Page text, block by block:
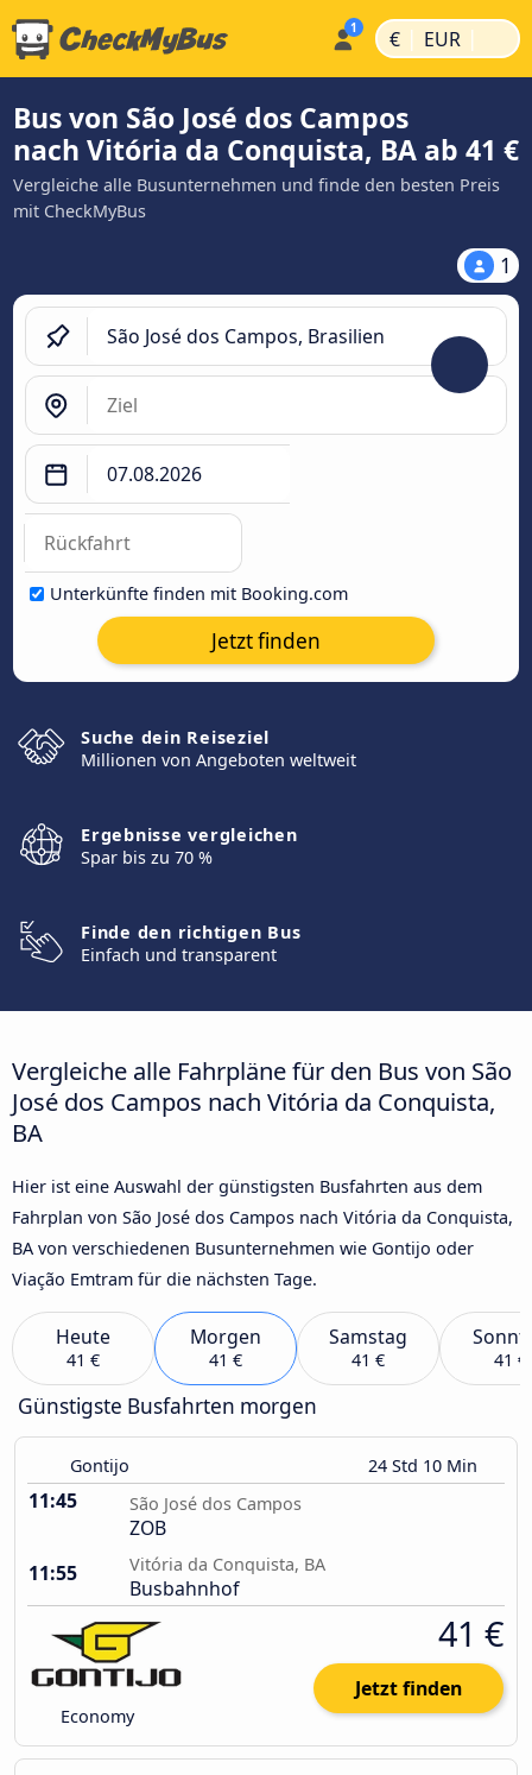
€ | EUR |
Bus von São José dos Campos
nach Vitória da Conquista, BA ab 41 €
Vergleiche alle Busunternehmen und finde den besten Preis
mit CheckMyBus
1
Unterkünfte finden mit Booking.com
Jetzt finden
Suche dein Reiseziel
Millionen von Angeboten weltweit
Ergebnisse vergleichen
Spar bis zu 70 %
Finde den richtigen Bus
Einfach und transparent
Vergleiche alle Fahrpläne für den Bus von São
José dos Campos nach Vitória da Conquista,
BA
Hier ist eine Auswahl der günstigsten Busfahrten aus dem
Fahrplan von São José dos Campos nach Vitória da Conquista,
BA von verschiedenen Busunternehmen wie Gontijo oder
Viação Emtram für die nächsten Tage.
Heute
41 €
Morgen
41 €
Samstag
41 € 41 €
Günstigste Busfahrten morgen
Gontijo 24 Std 10 Min
11:45 São José dos Campos
ZOB
11:55
Vitória da Conquista, BA
Busbahnhof
Economy
41 €
Jetzt finden